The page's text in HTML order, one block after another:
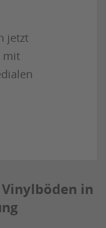
jetzt
mit
Vinylböden in